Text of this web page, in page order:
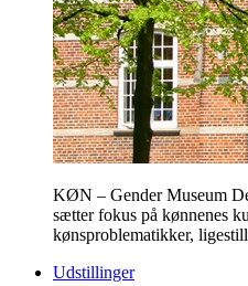
KØN – Gender Museum
sætter fokus på kønnenes
kønsproblematikker,
Udstillinger